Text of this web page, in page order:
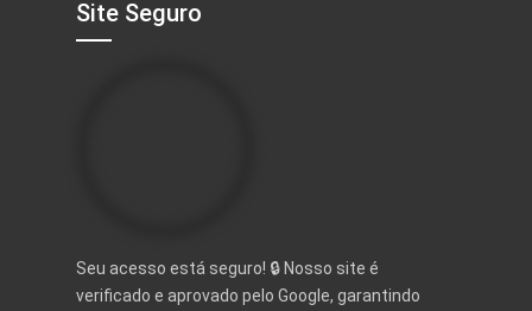
Site Seguro
Seu acesso está seguro! 🔒 Nosso site é
verificado e aprovado pelo Google, garantindo